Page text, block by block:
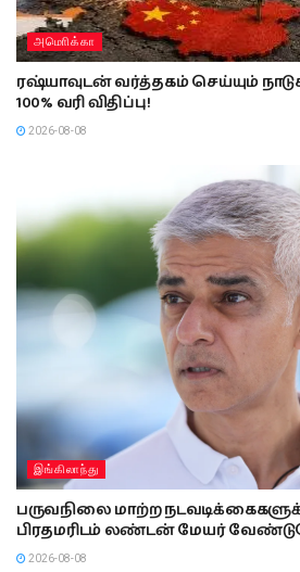
அமொிக்கா
ரஷ்யாவுடன் வர்த்தகம் செய்யும்
100% வரி விதிப்பு!
2026-08-08
இங்கிலாந்து
பருவநிலை மாற்ற
பிரதமரிடம் லண்டன் மேயர்
2026-08-08